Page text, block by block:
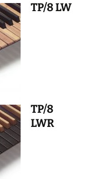
TP/8 LW
TP/8
LWR